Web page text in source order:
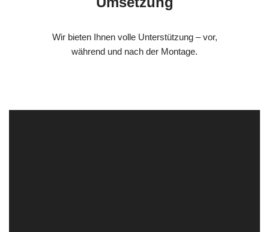
Wir bieten Ihnen volle Unterstützung – vor,
während und nach der Montage.